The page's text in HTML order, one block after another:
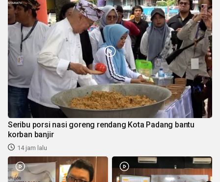
Seribu porsi nasi goreng rendang Kota Padang bantu
korban banjir
14 jam lalu